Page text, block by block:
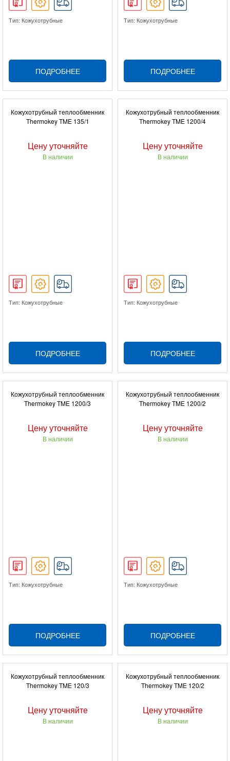
Тип: Кожухотрубные
ПОДРОБНЕЕ
Тип: Кожухотрубные
ПОДРОБНЕЕ
Кожухотрубный теплообменник
Thermokey TME 135/1
Цену уточняйте
В наличии
Тип: Кожухотрубные
ПОДРОБНЕЕ
Кожухотрубный теплообменник
Thermokey TME 1200/4
Цену уточняйте
В наличии
Тип: Кожухотрубные
ПОДРОБНЕЕ
Кожухотрубный теплообменник
Thermokey TME 1200/3
Цену уточняйте
В наличии
Тип: Кожухотрубные
ПОДРОБНЕЕ
Кожухотрубный теплообменник
Thermokey TME 1200/2
Цену уточняйте
В наличии
Тип: Кожухотрубные
ПОДРОБНЕЕ
Кожухотрубный теплообменник
Thermokey TME 120/3
Цену уточняйте
В наличии
Кожухотрубный теплообменник
Thermokey TME 120/2
Цену уточняйте
В наличии